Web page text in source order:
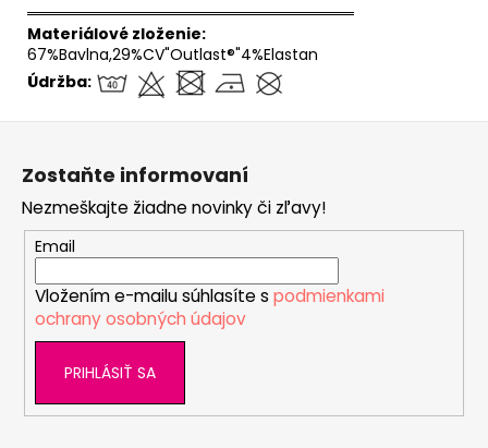
══════════════════════════════
Materiálové zloženie:
67%Bavlna,29%CV"Outlast®"4%Elastan
Údržba:
Zostaňte informovaní
Nezmeškajte žiadne novinky či zľavy!
Email
Vložením e-mailu súhlasíte s podmienkami
ochrany osobných údajov
PRIHLÁSIŤ SA